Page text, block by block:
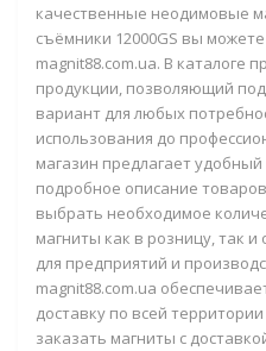
качественные неодимовые
съёмники 12000GS вы
magnit88.com.ua. В каталоге
продукции, позволяющий
вариант для любых
использования до
магазин предлагает
подробное описание
выбрать необходимое
магниты как в розницу, так
для предприятий и
magnit88.com.ua
доставку по всей
заказать магниты с